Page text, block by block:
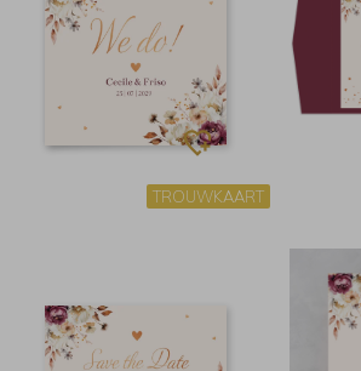
TROUWKAART